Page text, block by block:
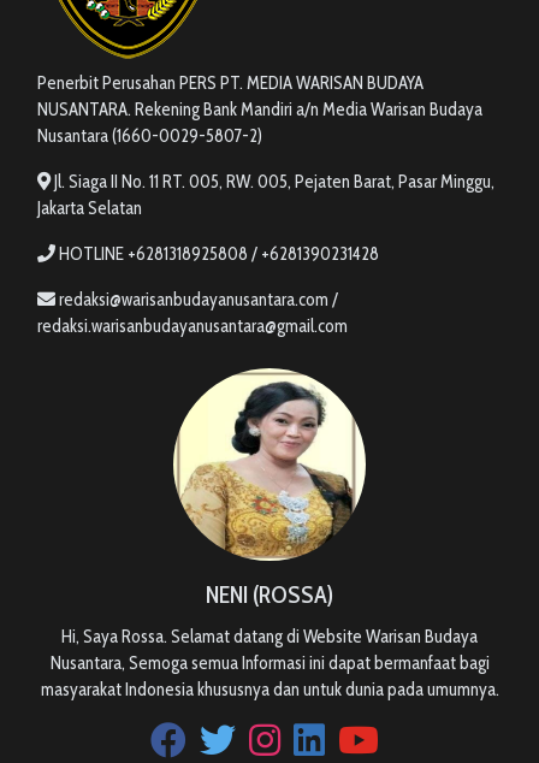
Penerbit Perusahan PERS PT. MEDIA WARISAN BUDAYA
NUSANTARA. Rekening Bank Mandiri a/n Media Warisan Budaya
Nusantara (1660-0029-5807-2)
Jl. Siaga II No. 11 RT. 005, RW. 005, Pejaten Barat, Pasar Minggu,
Jakarta Selatan
HOTLINE +6281318925808 / +6281390231428
redaksi@warisanbudayanusantara.com /
redaksi.warisanbudayanusantara@gmail.com
NENI (ROSSA)
Hi, Saya Rossa. Selamat datang di Website Warisan Budaya
Nusantara, Semoga semua Informasi ini dapat bermanfaat bagi
masyarakat Indonesia khususnya dan untuk dunia pada umumnya.